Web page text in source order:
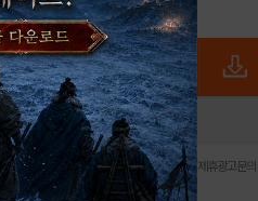
PC버전 전체앱
청소년 보호정책 | 불법촬영물 신고센터 | 제휴광고문의